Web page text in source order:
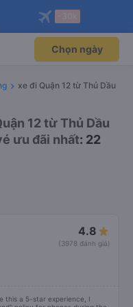
độc
Mở app
bay qua
Mở app
Chọn ngày
xe đi Quận 12 từ Thủ Dầu
12 từ Thủ Dầu
ưu đãi nhất: 22
4.8
(3978 đánh giá)
this a 5-star experience, I